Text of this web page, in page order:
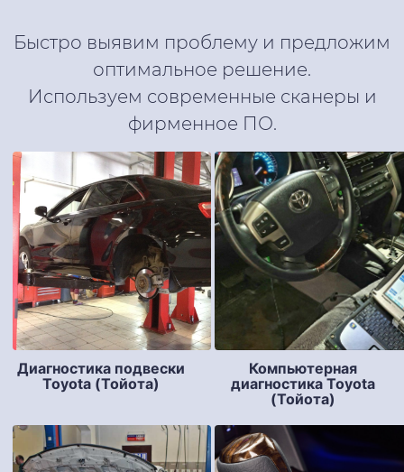
Быстро выявим проблему и предложим
оптимальное решение.
Используем современные сканеры и
фирменное ПО.
Диагностика подвески
Toyota (Тойота)
Компьютерная
диагностика Toyota
(Тойота)